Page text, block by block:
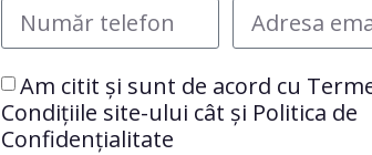
Am citit și sunt de acord cu
Condițiile site-ului cât și Politica de
Confidențialitate